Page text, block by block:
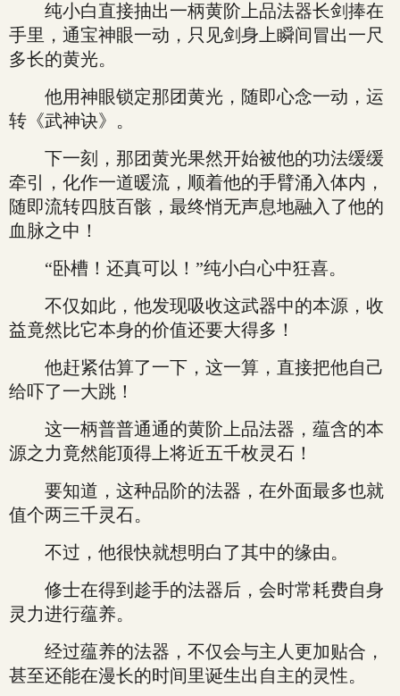
纯小白直接抽出一柄黄阶上品法器长剑捧在
手里，通宝神眼一动，只见剑身上瞬间冒出一尺
多长的黄光。
他用神眼锁定那团黄光，随即心念一动，运
转《武神诀》。
下一刻，那团黄光果然开始被他的功法缓缓
牵引，化作一道暖流，顺着他的手臂涌入体内，
随即流转四肢百骸，最终悄无声息地融入了他的
血脉之中！
“卧槽！还真可以！”纯小白心中狂喜。
不仅如此，他发现吸收这武器中的本源，收
益竟然比它本身的价值还要大得多！
他赶紧估算了一下，这一算，直接把他自己
给吓了一大跳！
这一柄普普通通的黄阶上品法器，蕴含的本
源之力竟然能顶得上将近五千枚灵石！
要知道，这种品阶的法器，在外面最多也就
值个两三千灵石。
不过，他很快就想明白了其中的缘由。
修士在得到趁手的法器后，会时常耗费自身
灵力进行蕴养。
经过蕴养的法器，不仅会与主人更加贴合，
甚至还能在漫长的时间里诞生出自主的灵性。